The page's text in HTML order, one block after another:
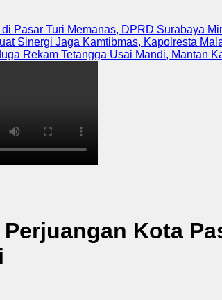
Pasar Turi Memanas, DPRD Surabaya
Sinergi Jaga Kamtibmas, Kapolresta
Rekam Tetangga Usai Mandi, Mantan
Perjuangan Kota